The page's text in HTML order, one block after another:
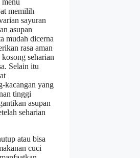
memilih
sayuran
asupan
mudah dicerna
rasa aman
seharian
Selain itu
kacangan yang
tinggi
asupan
seharian
atau bisa
cuci